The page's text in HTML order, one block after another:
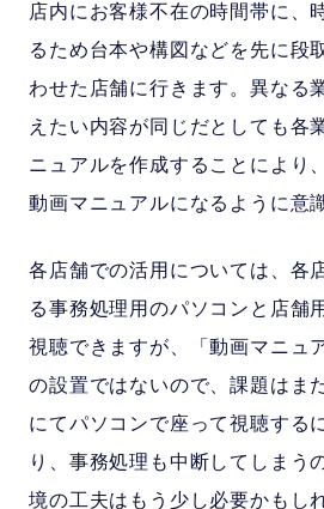
店内にお客様不在の時間帯に、
るため台本や構図などを先に段
わせた店舗に行きます。異なる
えたい内容が同じだとしても各
ニュアルを作成することにより
動画マニュアルになるように意
各店舗での活用については、各
る事務処理用のパソコンと店舗
視聴できますが、「動画マニュ
の設置ではないので、課題はま
にてパソコンで座って視聴する
り、事務処理も中断してしまう
境の工夫はもう少し必要かもし